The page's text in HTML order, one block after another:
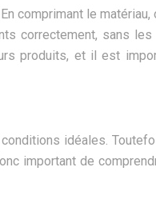
comprimant le
correctement, sans
produits, et il est
idéales.
important de